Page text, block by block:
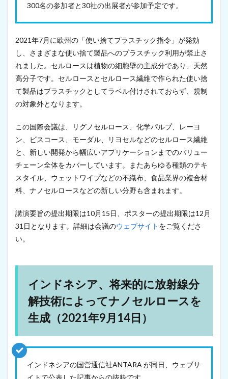
ス
連
業
（
0
2
1
年
9
9
日
）
12
筑
波
学
セ
ル
ロ
ァ
イ
バ
ー
を
て
物
300名の参加者と30社の出展者が参加予定です。
2021年7月に欧州の「使い捨てプラスチック指令」が発効
し、さまざまな使い捨て製品へのプラスチック利用が禁止さ
れました。セルロースは植物の細胞壁の主成分であり、天然
高分子です。セルロースとセルロース繊維で作られた使い捨
て製品はプラスチックとしてラベル付けされておらず、規制
の対象外となります。
この国際会議は、リグノセルロース、化学パルプ、レーヨ
ン、ビスコース、モーダル、リヨセルなどのセルロース繊維
と、新しい開発から幅広いアプリケーションまでのバリュー
チェーン全体をカバーしています。またあらゆる種類のテキ
スタイル、ウェットワイプなどの不織布、食品業界の複合材
料、ナノセルロースなどの新しい分野も含まれます。
講演要旨の提出期限は10月15日、ポスターの提出期限は12月
31日となります。詳細は会議のウェブサイト をご覧くださ
い。
インドネシア、将来的に放射線分
解技術によってナノセルロースを
生成（2021年9月14日）
インドネシアの国営通信社ANTARA が同日、ウェブサ